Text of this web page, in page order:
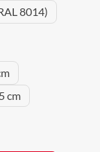
8014)
cm